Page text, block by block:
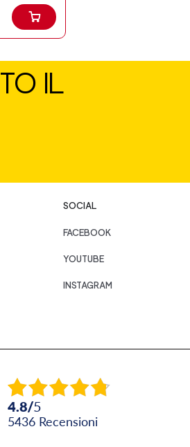
IL
SOCIAL
FACEBOOK
YOUTUBE
INSTAGRAM
4.8/5
5436 recensioni